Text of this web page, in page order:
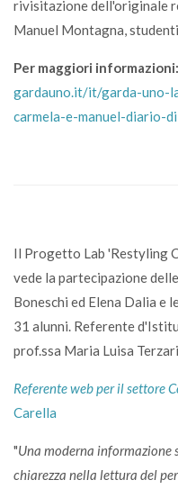
rivisitazione dell'originale
Manuel Montagna,
Per maggiori informazioni:
gardauno.it/it/garda-uno-
carmela-e-manuel-diario-
Il Progetto Lab 'Restyling
vede la partecipazione
Boneschi ed Elena Dalia e
31 alunni. Referente
prof.ssa Maria Luisa
Referente web per il settore
Carella
"Una moderna informazione
chiarezza nella lettura del